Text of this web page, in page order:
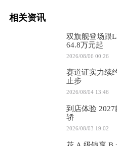
相关资讯
双旗舰登场跟
64.8万元起
2026/08/06 00:26
赛道证实力续
止步
2026/08/04 13:46
到店体验
轿
2026/08/03 19:02